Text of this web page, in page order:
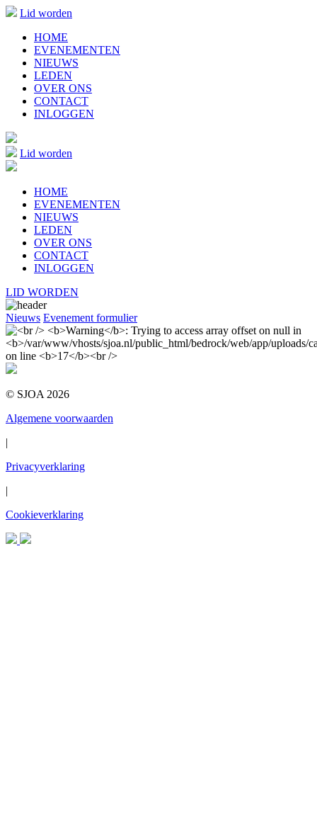
Lid worden
HOME
EVENEMENTEN
NIEUWS
LEDEN
OVER ONS
CONTACT
INLOGGEN
Lid worden
HOME
EVENEMENTEN
NIEUWS
LEDEN
OVER ONS
CONTACT
INLOGGEN
LID WORDEN
Nieuws Evenement formulier
© SJOA 2026
Algemene voorwaarden
|
Privacyverklaring
|
Cookieverklaring